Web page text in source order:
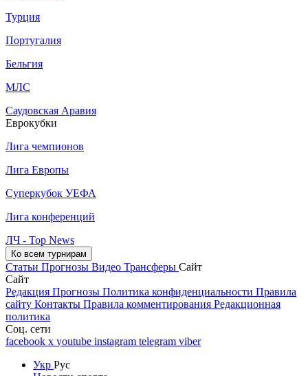
Турция
Португалия
Бельгия
МЛС
Саудовская Аравия
Еврокубки
Лига чемпионов
Лига Европы
Суперкубок УЕФА
Лига конференций
ЛЧ - Top News
Ко всем турнирам
Статьи Прогнозы Видео Трансферы Сайт
Сайт
Редакция Прогнозы Политика конфиденциальности Правила
сайту Контакты Правила комментирования Редакционная
политика
Соц. сети
facebook x youtube instagram telegram viber
Укр Рус